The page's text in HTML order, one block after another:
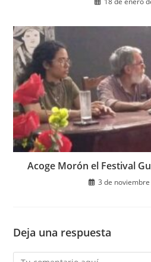
Acoge Morón el Festival
3 de
Deja una respuesta
Comentario